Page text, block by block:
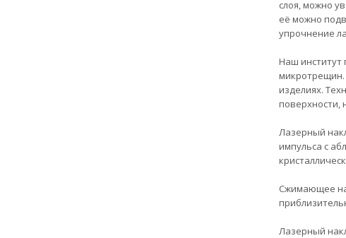
слоя, можно
её можно
упрочнение
Наш институт
микротрещин.
изделиях.
поверхности,
Лазерный
импульса с
Сжимающее
Лазерный